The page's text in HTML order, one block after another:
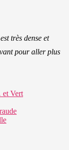
très dense et
pour aller plus
et Vert